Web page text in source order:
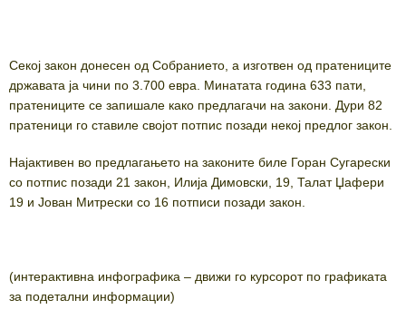
Секој закон донесен од Собранието, а изготвен од пратениците
државата ја чини по 3.700 евра. Минатата година 633 пати,
пратениците се запишале како предлагачи на закони. Дури 82
пратеници го ставиле својот потпис позади некој предлог закон.
Најактивен во предлагањето на законите биле Горан Сугарески
со потпис позади 21 закон, Илија Димовски, 19, Талат Џафери
19 и Јован Митрески со 16 потписи позади закон.
(интерактивна инфографика – движи го курсорот по графиката
за подетални информации)